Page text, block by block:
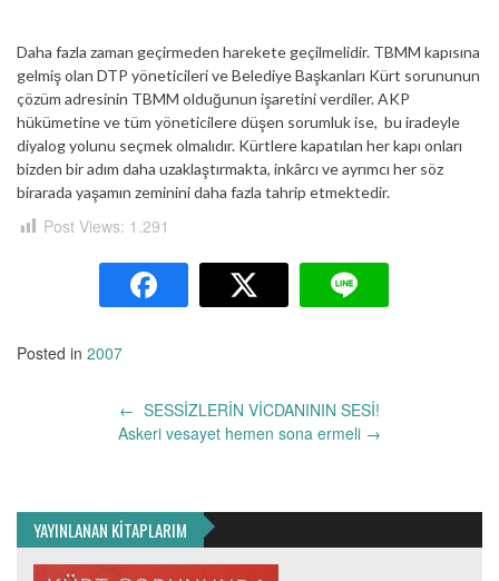
Daha fazla zaman geçirmeden harekete geçilmelidir. TBMM kapısına
gelmiş olan DTP yöneticileri ve Belediye Başkanları Kürt sorununun
çözüm adresinin TBMM olduğunun işaretini verdiler. AKP
hükümetine ve tüm yöneticilere düşen sorumluk ise, bu iradeyle
diyalog yolunu seçmek olmalıdır. Kürtlere kapatılan her kapı onları
bizden bir adım daha uzaklaştırmakta, inkârcı ve ayrımcı her söz
birarada yaşamın zeminini daha fazla tahrip etmektedir.
Post Views: 1.291
Posted in 2007
← SESSİZLERİN VİCDANININ SESİ!
Askeri vesayet hemen sona ermeli →
YAYINLANAN KİTAPLARIM